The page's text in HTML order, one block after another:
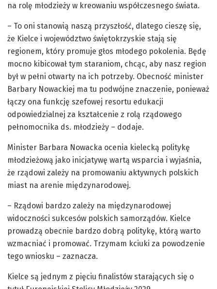
na rolę młodzieży w kreowaniu współczesnego świata.
– To oni stanowią naszą przyszłość, dlatego cieszę się,
że Kielce i województwo świętokrzyskie stają się
regionem, który promuje głos młodego pokolenia. Będę
mocno kibicował tym staraniom, chcąc, aby nasz region
był w pełni otwarty na ich potrzeby. Obecność minister
Barbary Nowackiej ma tu podwójne znaczenie, ponieważ
łączy ona funkcję szefowej resortu edukacji
odpowiedzialnej za kształcenie z rolą rządowego
pełnomocnika ds. młodzieży – dodaje.
Minister Barbara Nowacka ocenia kielecką politykę
młodzieżową jako inicjatywę wartą wsparcia i wyjaśnia,
że rządowi zależy na promowaniu aktywnych polskich
miast na arenie międzynarodowej.
– Rządowi bardzo zależy na międzynarodowej
widoczności sukcesów polskich samorządów. Kielce
prowadzą obecnie bardzo dobrą politykę, którą warto
wzmacniać i promować. Trzymam kciuki za powodzenie
tego wniosku – zaznacza.
Kielce są jednym z pięciu finalistów starających się o